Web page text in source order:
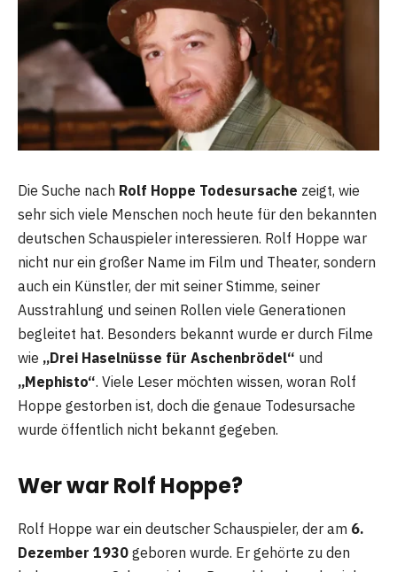
Die Suche nach Rolf Hoppe Todesursache zeigt, wie
sehr sich viele Menschen noch heute für den bekannten
deutschen Schauspieler interessieren. Rolf Hoppe war
nicht nur ein großer Name im Film und Theater, sondern
auch ein Künstler, der mit seiner Stimme, seiner
Ausstrahlung und seinen Rollen viele Generationen
begleitet hat. Besonders bekannt wurde er durch Filme
wie „Drei Haselnüsse für Aschenbrödel“ und
„Mephisto“. Viele Leser möchten wissen, woran Rolf
Hoppe gestorben ist, doch die genaue Todesursache
wurde öffentlich nicht bekannt gegeben.
Wer war Rolf Hoppe?
Rolf Hoppe war ein deutscher Schauspieler, der am 6.
Dezember 1930 geboren wurde. Er gehörte zu den